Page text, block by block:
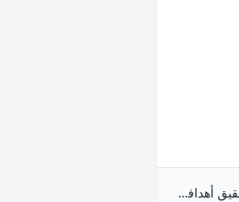
أخصائية تغذية مهتمة بنشر الوعي الغذائي. أقدم خططاً مخصصة لتحقيق أهدافكم الصحية.